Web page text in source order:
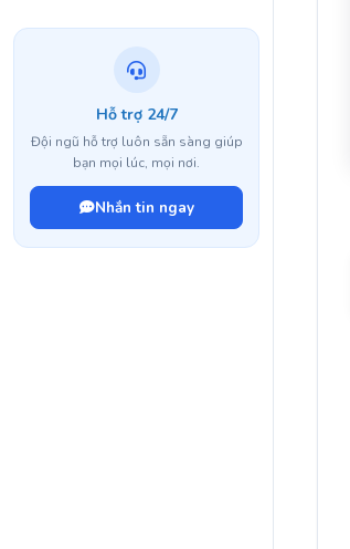
Hỗ trợ 24/7
Đội ngũ hỗ trợ luôn sẵn sàng giúp
bạn mọi lúc, mọi nơi.
Nhắn tin ngay